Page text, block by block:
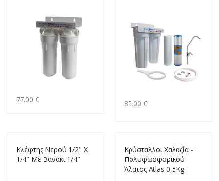
77.00 € 85.00 €
Κλέφτης Νερού 1/2" X
1/4" Με Βανάκι 1/4"
Κρύσταλλοι Χαλαζία -
Πολυφωσφορικού
Άλατος Atlas 0,5Kg